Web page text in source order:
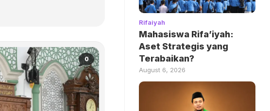
0
Rifaiyah
Mahasiswa Rifa’iyah:
Aset Strategis yang
Terabaikan?
August 6, 2026